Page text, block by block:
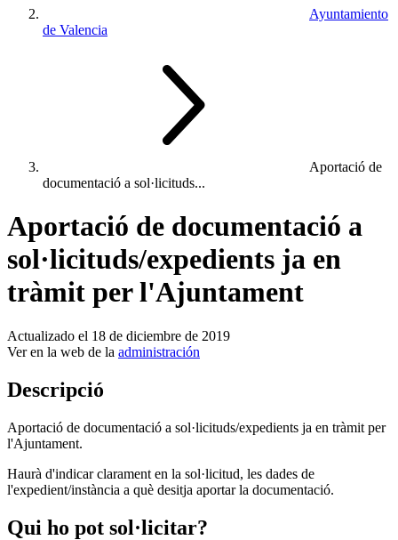
Ayuntamiento
de Valencia
Aportació de
documentació a sol·licituds...
Aportació de documentació a
sol·licituds/expedients ja en
tràmit per l'Ajuntament
Actualizado el 18 de diciembre de 2019
Ver en la web de la administración
Descripció
Aportació de documentació a sol·licituds/expedients ja en tràmit per
l'Ajuntament.
Haurà d'indicar clarament en la sol·licitud, les dades de
l'expedient/instància a què desitja aportar la documentació.
Qui ho pot sol·licitar?